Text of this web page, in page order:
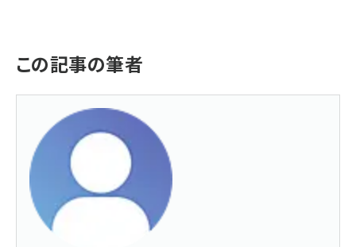
この記事の筆者